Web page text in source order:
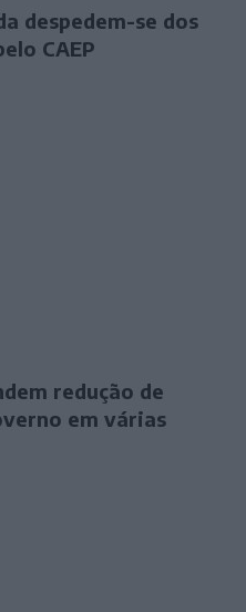
despedem-se dos
CAEP
redução de
em várias